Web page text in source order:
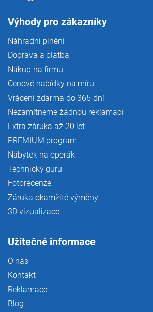
Výhody pro zákazníky
Náhradní plnění
Doprava a platba
Nákup na firmu
Cenové nabídky na míru
Vrácení zdarma do 365 dní
Nezamítneme žádnou reklamaci
Extra záruka až 20 let
PREMIUM program
Nábytek na operák
Technický guru
Fotorecenze
Záruka okamžité výměny
3D vizualizace
Užitečné informace
O nás
Kontakt
Reklamace
Blog